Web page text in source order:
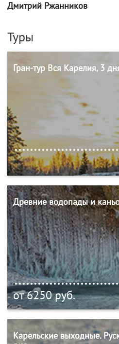
Дмитрий Ржанников
Туры
Гран-тур Вся Карелия, 3
Древние водопады и
от 6250 руб.
Карельские выходные.